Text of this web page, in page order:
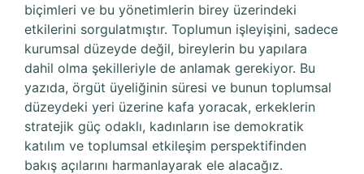
biçimleri ve bu yönetimlerin birey üzerindeki
etkilerini sorgulatmıştır. Toplumun işleyişini, sadece
kurumsal düzeyde değil, bireylerin bu yapılara
dahil olma şekilleriyle de anlamak gerekiyor. Bu
yazıda, örgüt üyeliğinin süresi ve bunun toplumsal
düzeydeki yeri üzerine kafa yoracak, erkeklerin
stratejik güç odaklı, kadınların ise demokratik
katılım ve toplumsal etkileşim perspektifinden
bakış açılarını harmanlayarak ele alacağız.